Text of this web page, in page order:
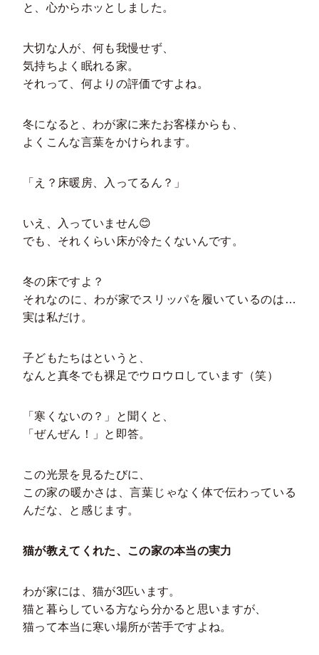
と、心からホッとしました。
大切な人が、何も我慢せず、
気持ちよく眠れる家。
それって、何よりの評価ですよね。
冬になると、わが家に来たお客様からも、
よくこんな言葉をかけられます。
「え？床暖房、入ってるん？」
いえ、入っていません😊
でも、それくらい床が冷たくないんです。
冬の床ですよ？
それなのに、わが家でスリッパを履いているのは…
実は私だけ。
子どもたちはというと、
なんと真冬でも裸足でウロウロしています（笑）
「寒くないの？」と聞くと、
「ぜんぜん！」と即答。
この光景を見るたびに、
この家の暖かさは、言葉じゃなく体で伝わっている
んだな、と感じます。
猫が教えてくれた、この家の本当の実力
わが家には、猫が3匹います。
猫と暮らしている方なら分かると思いますが、
猫って本当に寒い場所が苦手ですよね。